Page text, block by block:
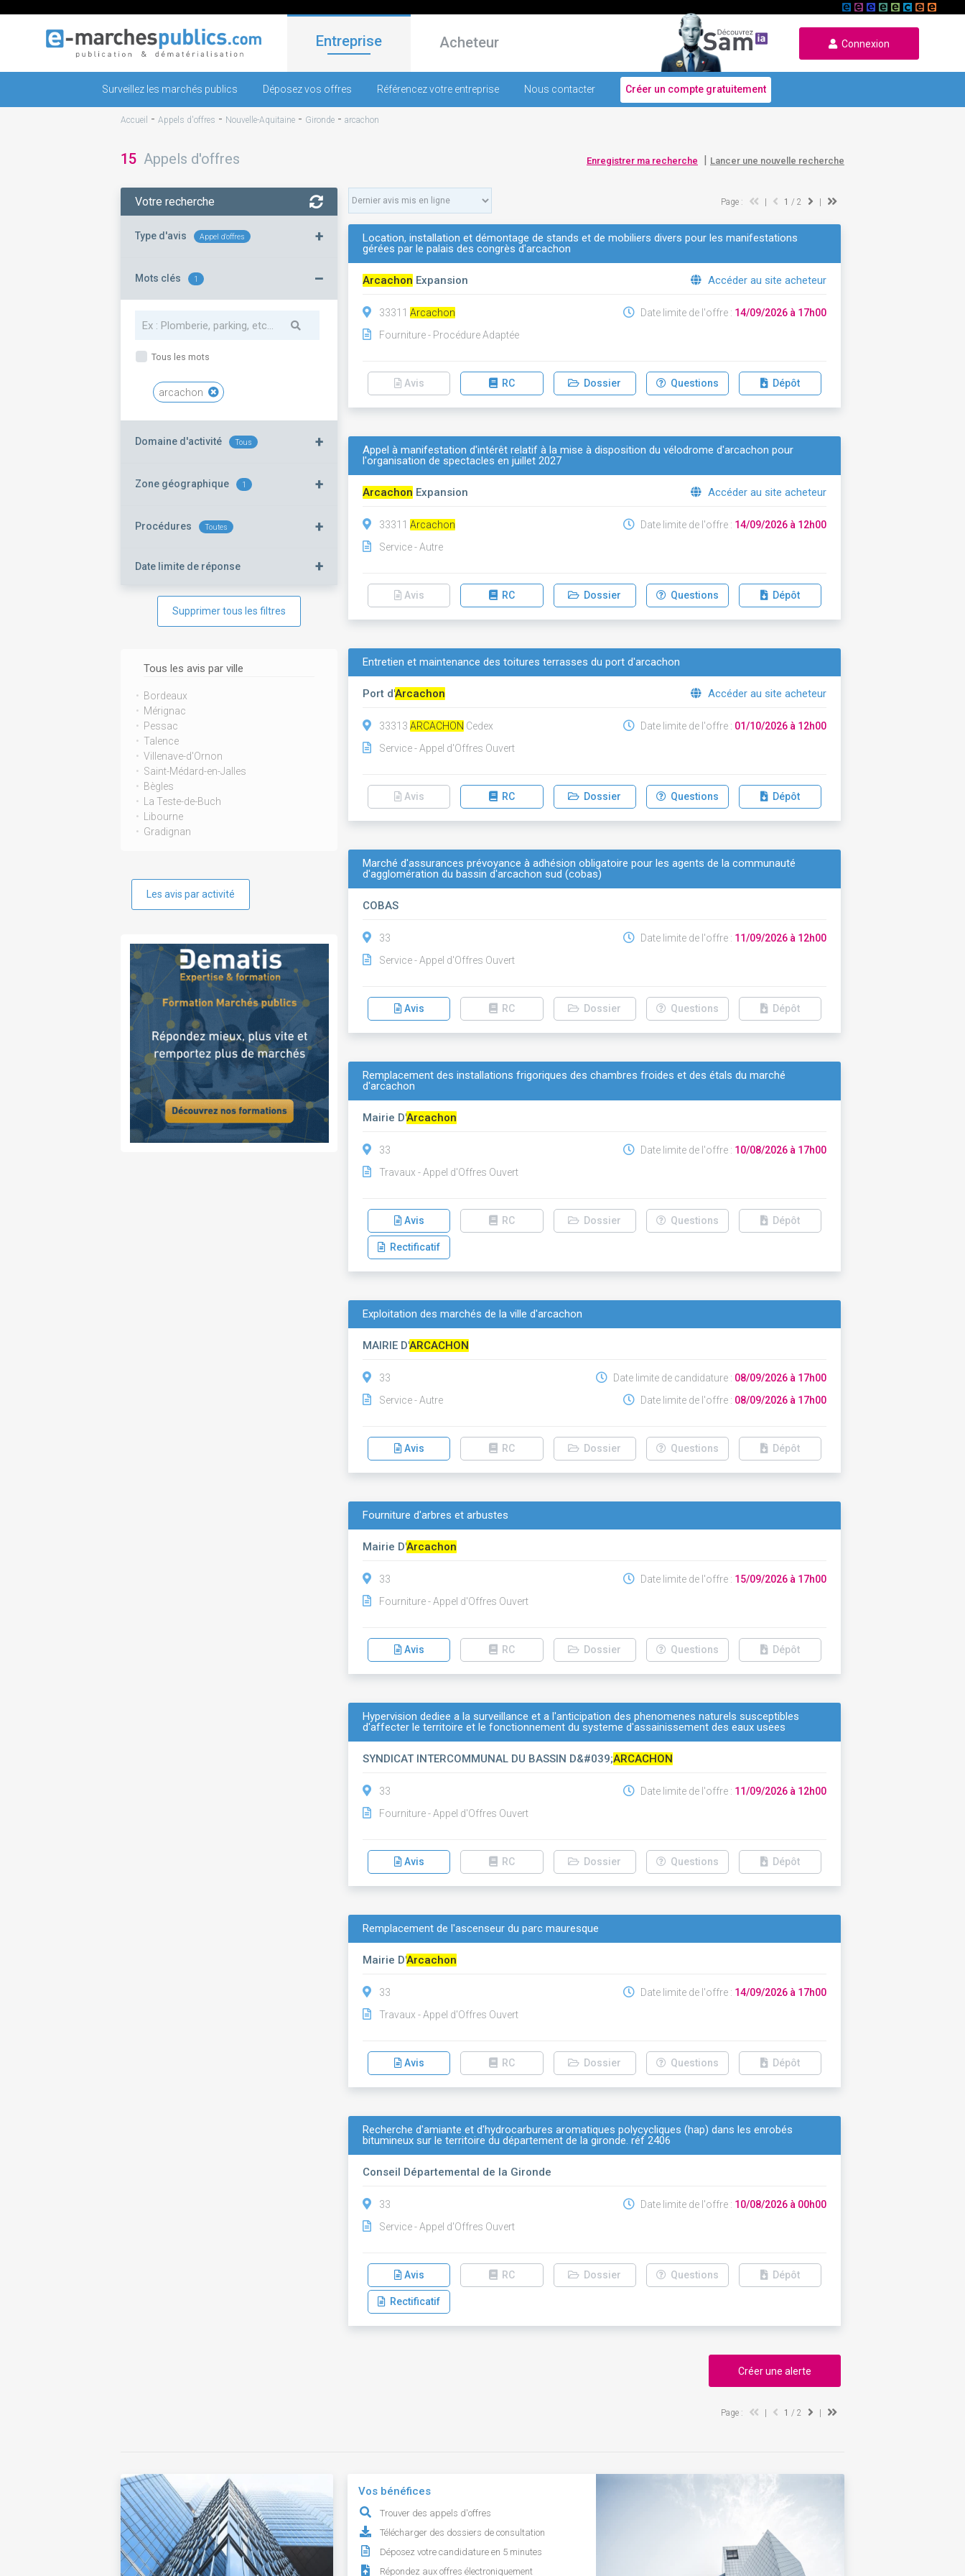
Entreprise Acheteur Connexion
Surveillez les marchés publics Déposez vos offres Référencez votre entreprise Nous contacter Créer un compte gratuitement
Accueil - Appels d'offres - Nouvelle-Aquitaine - Gironde - arcachon
15 Appels d'offres Enregistrer ma recherche | Lancer une nouvelle recherche
Votre recherche
Type d'avis Appel d'offres +
Mots clés 1 –
Tous les mots
arcachon
Domaine d'activité Tous +
Zone géographique 1 +
Procédures Toutes +
Date limite de réponse +
Supprimer tous les filtres
Tous les avis par ville
Bordeaux
Mérignac
Pessac
Talence
Villenave-d'Ornon
Saint-Médard-en-Jalles
Bègles
La Teste-de-Buch
Libourne
Gradignan
Les avis par activité
Page : 1 / 2
Location, installation et démontage de stands et de mobiliers divers pour les manifestations
gérées par le palais des congrès d'arcachon
Arcachon Expansion Accéder au site acheteur
33311Arcachon
Fourniture - Procédure Adaptée
Date limite de l'offre : 14/09/2026 à 17h00
Avis RC Dossier Questions Dépôt
Appel à manifestation d'intérêt relatif à la mise à disposition du vélodrome d'arcachon pour
l'organisation de spectacles en juillet 2027
Arcachon Expansion Accéder au site acheteur
33311Arcachon
Service - Autre
Date limite de l'offre : 14/09/2026 à 12h00
Avis RC Dossier Questions Dépôt
Entretien et maintenance des toitures terrasses du port d'arcachon
Port d'Arcachon Accéder au site acheteur
33313ARCACHON Cedex
Service - Appel d'Offres Ouvert
Date limite de l'offre : 01/10/2026 à 12h00
Avis RC Dossier Questions Dépôt
Marché d'assurances prévoyance à adhésion obligatoire pour les agents de la communauté
d'agglomération du bassin d'arcachon sud (cobas)
COBAS
33
Service - Appel d'Offres Ouvert
Date limite de l'offre : 11/09/2026 à 12h00
Avis RC Dossier Questions Dépôt
Remplacement des installations frigoriques des chambres froides et des étals du marché
d'arcachon
Mairie D'Arcachon
33
Travaux - Appel d'Offres Ouvert
Date limite de l'offre : 10/08/2026 à 17h00
Avis RC Dossier Questions Dépôt
Rectificatif
Exploitation des marchés de la ville d'arcachon
MAIRIE D'ARCACHON
33
Service - Autre
Date limite de candidature : 08/09/2026 à 17h00
Date limite de l'offre : 08/09/2026 à 17h00
Avis RC Dossier Questions Dépôt
Fourniture d'arbres et arbustes
Mairie D'Arcachon
33
Fourniture - Appel d'Offres Ouvert
Date limite de l'offre : 15/09/2026 à 17h00
Avis RC Dossier Questions Dépôt
Hypervision dediee a la surveillance et a l'anticipation des phenomenes naturels susceptibles
d'affecter le territoire et le fonctionnement du systeme d'assainissement des eaux usees
SYNDICAT INTERCOMMUNAL DU BASSIN D&#039;ARCACHON
33
Fourniture - Appel d'Offres Ouvert
Date limite de l'offre : 11/09/2026 à 12h00
Avis RC Dossier Questions Dépôt
Remplacement de l'ascenseur du parc mauresque
Mairie D'Arcachon
33
Travaux - Appel d'Offres Ouvert
Date limite de l'offre : 14/09/2026 à 17h00
Avis RC Dossier Questions Dépôt
Recherche d'amiante et d'hydrocarbures aromatiques polycycliques (hap) dans les enrobés
bitumineux sur le territoire du département de la gironde. réf 2406
Conseil Départemental de la Gironde
33
Service - Appel d'Offres Ouvert
Date limite de l'offre : 10/08/2026 à 00h00
Avis RC Dossier Questions Dépôt
Rectificatif
Créer une alerte
Page : 1 / 2
Vos bénéfices
Trouver des appels d'offres
Télécharger des dossiers de consultation
Déposez votre candidature en 5 minutes
Répondez aux offres électroniquement